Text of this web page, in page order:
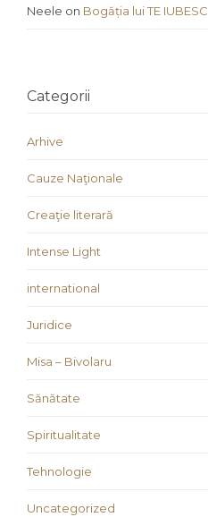
Neele on Bogăția lui TE IUBESC
Categorii
Arhive
Cauze Naţionale
Creaţie literară
Intense Light
international
Juridice
Misa – Bivolaru
Sănătate
Spiritualitate
Tehnologie
Uncategorized